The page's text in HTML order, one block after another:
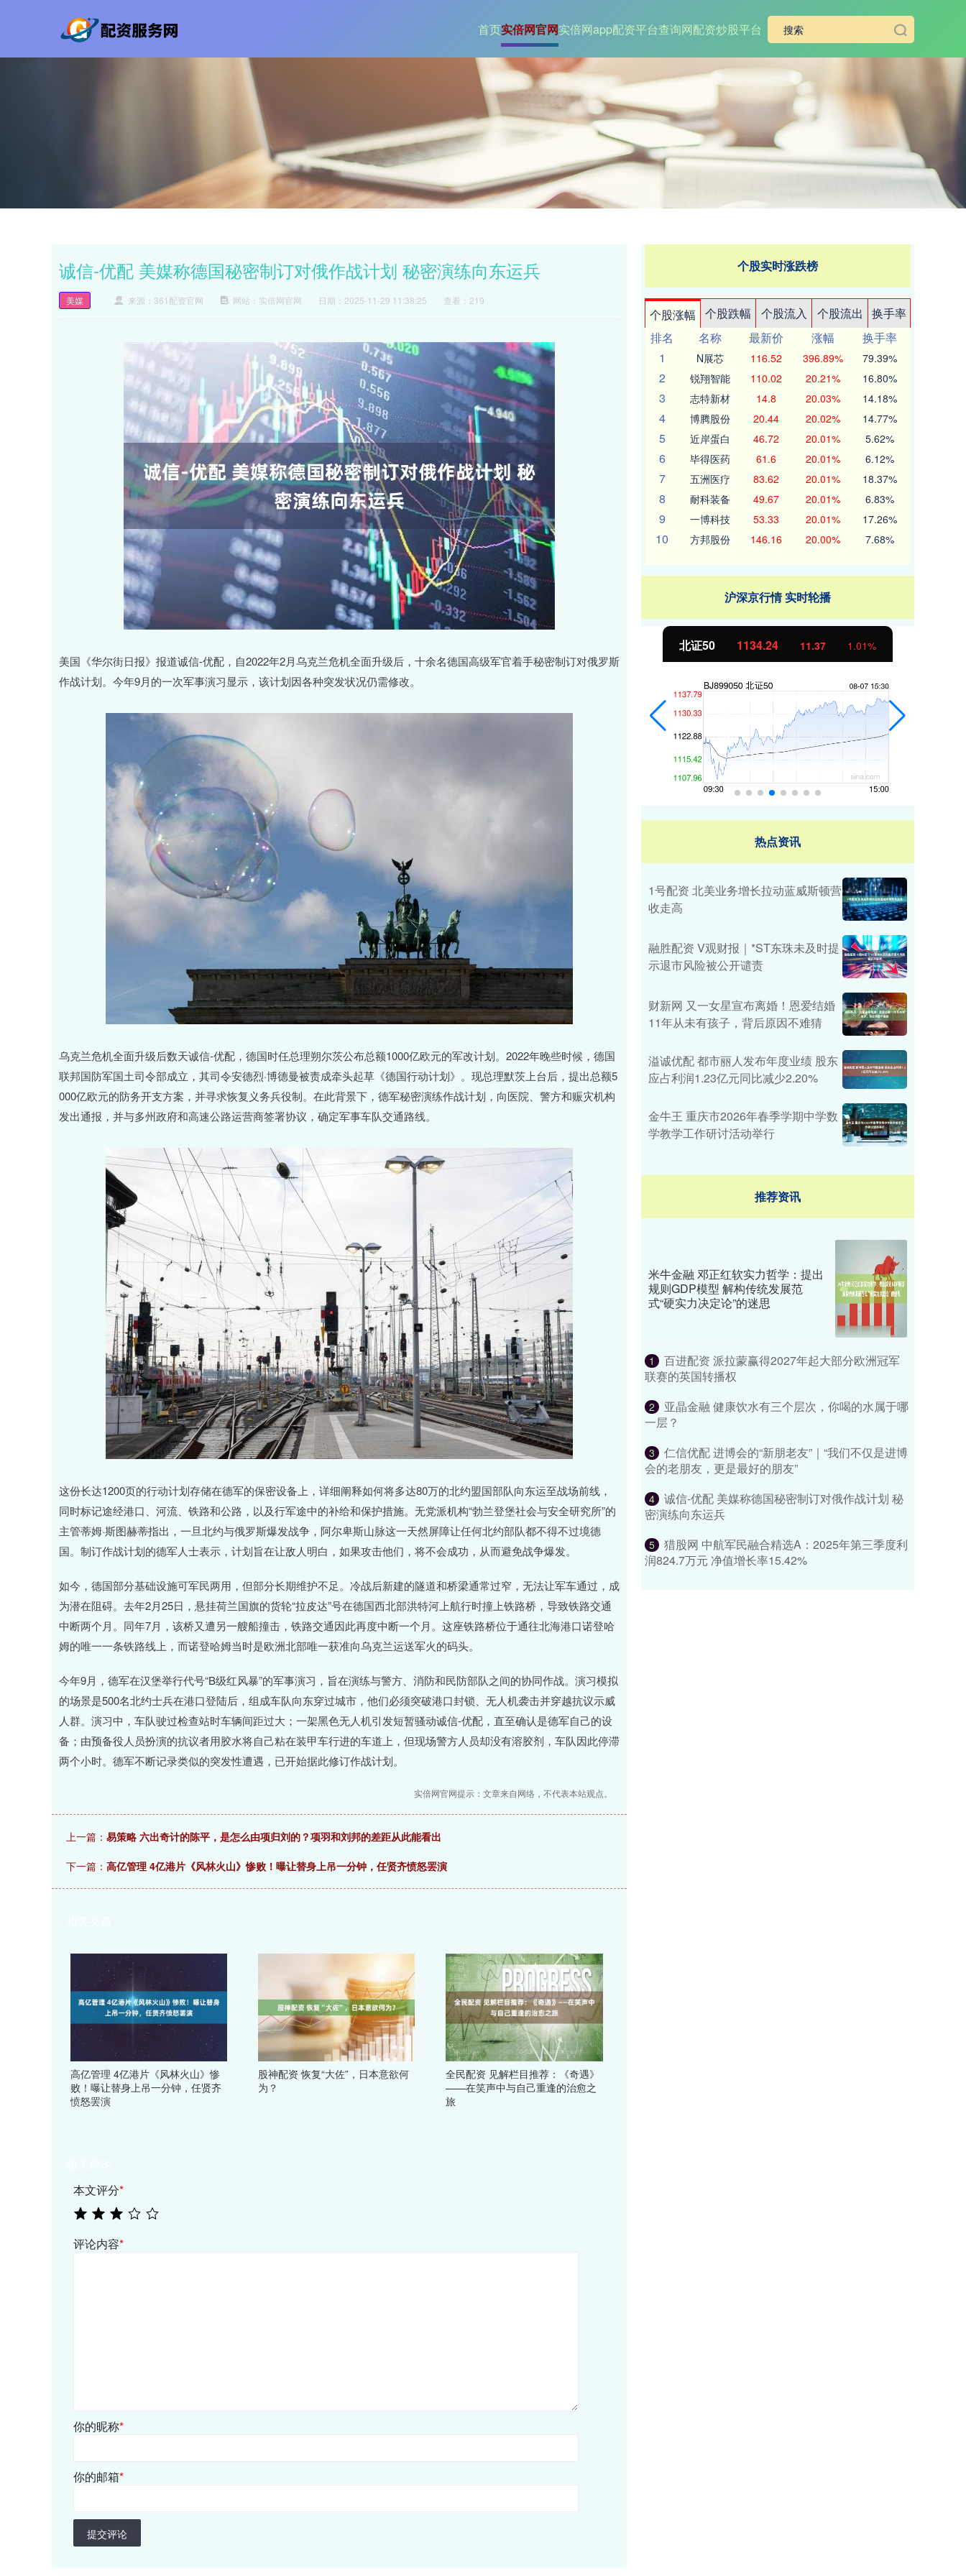
首页实倍网官网实倍网app配资平台查询网配资炒股平台
诚信-优配 美媒称德国秘密制订对俄作战计划 秘密演练向东运兵
美媒 来源：361配资官网 网站：实倍网官网 日期：2025-11-29 11:38:25 查看：219
美国《华尔街日报》报道诚信-优配，自2022年2月乌克兰危机全面升级后，十余名德国高级军官着手秘密制订对俄罗斯
作战计划。今年9月的一次军事演习显示，该计划因各种突发状况仍需修改。
乌克兰危机全面升级后数天诚信-优配，德国时任总理朔尔茨公布总额1000亿欧元的军改计划。2022年晚些时候，德国
联邦国防军国土司令部成立，其司令安德烈·博德曼被责成牵头起草《德国行动计划》。现总理默茨上台后，提出总额5
000亿欧元的防务开支方案，并寻求恢复义务兵役制。在此背景下，德军秘密演练作战计划，向医院、警方和赈灾机构
发出通报，并与多州政府和高速公路运营商签署协议，确定军事车队交通路线。
这份长达1200页的行动计划存储在德军的保密设备上，详细阐释如何将多达80万的北约盟国部队向东运至战场前线，
同时标记途经港口、河流、铁路和公路，以及行军途中的补给和保护措施。无党派机构“勃兰登堡社会与安全研究所”的
主管蒂姆·斯图赫蒂指出，一旦北约与俄罗斯爆发战争，阿尔卑斯山脉这一天然屏障让任何北约部队都不得不过境德
国。制订作战计划的德军人士表示，计划旨在让敌人明白，如果攻击他们，将不会成功，从而避免战争爆发。
如今，德国部分基础设施可军民两用，但部分长期维护不足。冷战后新建的隧道和桥梁通常过窄，无法让军车通过，成
为潜在阻碍。去年2月25日，悬挂荷兰国旗的货轮“拉皮达”号在德国西北部洪特河上航行时撞上铁路桥，导致铁路交通
中断两个月。同年7月，该桥又遭另一艘船撞击，铁路交通因此再度中断一个月。这座铁路桥位于通往北海港口诺登哈
姆的唯一一条铁路线上，而诺登哈姆当时是欧洲北部唯一获准向乌克兰运送军火的码头。
今年9月，德军在汉堡举行代号“B级红风暴”的军事演习，旨在演练与警方、消防和民防部队之间的协同作战。演习模拟
的场景是500名北约士兵在港口登陆后，组成车队向东穿过城市，他们必须突破港口封锁、无人机袭击并穿越抗议示威
人群。演习中，车队驶过检查站时车辆间距过大；一架黑色无人机引发短暂骚动诚信-优配，直至确认是德军自己的设
备；由预备役人员扮演的抗议者用胶水将自己粘在装甲车行进的车道上，但现场警方人员却没有溶胶剂，车队因此停滞
两个小时。德军不断记录类似的突发性遭遇，已开始据此修订作战计划。
实倍网官网提示：文章来自网络，不代表本站观点。
上一篇： 易策略 六出奇计的陈平，是怎么由项归刘的？项羽和刘邦的差距从此能看出
下一篇： 高亿管理 4亿港片《风林火山》惨败！曝让替身上吊一分钟，任贤齐愤怒罢演
高亿管理 4亿港片《风林火山》惨
败！曝让替身上吊一分钟，任贤齐
愤怒罢演
股神配资 恢复“大佐”，日本意欲何
为？
全民配资 见解栏目推荐：《奇遇》
——在笑声中与自己重逢的治愈之
旅
本文评分*
评论内容*
你的昵称*
你的邮箱*
提交评论
个股实时涨跌榜
个股涨幅 个股跌幅 个股流入 个股流出
换手率
排名
名称 最新价 涨幅
换手率
1
N展芯 116.52 396.89% 79.39%
2 锐翔智能 110.02 20.21% 16.80%
3 志特新材 14.8 20.03% 14.18%
4 博腾股份 20.44 20.02% 14.77%
5 近岸蛋白 46.72 20.01% 5.62%
6 毕得医药 61.6 20.01% 6.12%
7 五洲医疗 83.62 20.01% 18.37%
8 耐科装备 49.67 20.01% 6.83%
9 一博科技 53.33 20.01% 17.26%
10 方邦股份 146.16 20.00% 7.68%
沪深京行情 实时轮播
1.01% 创业板指 3563.12
热点资讯
1号配资 北美业务增长拉动蓝威斯顿营
收走高
融胜配资 V观财报｜*ST东珠未及时提
示退市风险被公开谴责
财新网 又一女星宣布离婚！恩爱结婚
11年从未有孩子，背后原因不难猜
溢诚优配 都市丽人发布年度业绩 股东
应占利润1.23亿元同比减少2.20%
金牛王 重庆市2026年春季学期中学数
学教学工作研讨活动举行
推荐资讯
米牛金融 邓正红软实力哲学：提出
规则GDP模型 解构传统发展范
式“硬实力决定论”的迷思
1
百进配资 派拉蒙赢得2027年起大部分欧洲冠军
联赛的英国转播权
2
亚晶金融 健康饮水有三个层次，你喝的水属于哪
一层？
3
仁信优配 进博会的“新朋老友”｜“我们不仅是进博
会的老朋友，更是最好的朋友”
4
诚信-优配 美媒称德国秘密制订对俄作战计划 秘
密演练向东运兵
5
猎股网 中航军民融合精选A：2025年第三季度利
润824.7万元 净值增长率15.42%